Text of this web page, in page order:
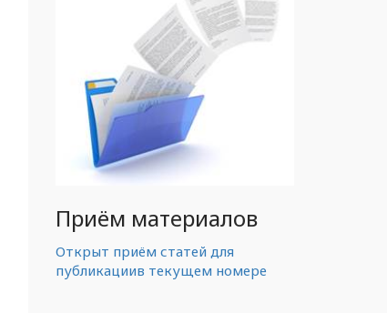
Приём материалов
Открыт приём статей для
публикациив текущем номере